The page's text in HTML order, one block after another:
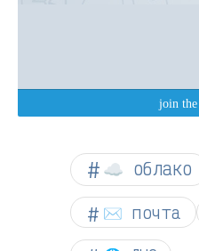
☁︎ облако
✉️ почта